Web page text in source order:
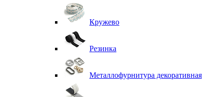
Кружево
Резинка
Металлофурнитура декоративная